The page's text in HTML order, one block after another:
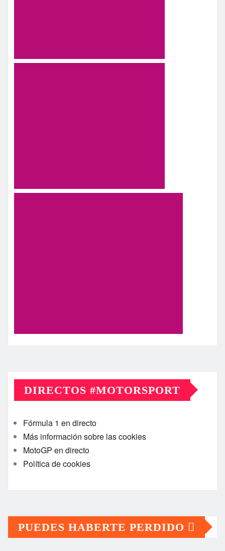
DIRECTOS #MOTORSPORT
Fórmula 1 en directo
Más información sobre las cookies
MotoGP en directo
Política de cookies
PUEDES HABERTE PERDIDO